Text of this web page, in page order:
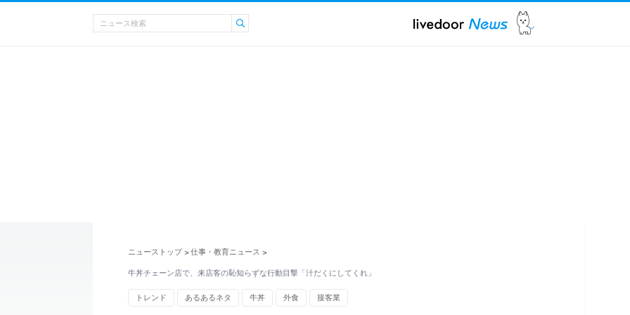
ニューストップ > 仕事・教育ニュース >
牛丼チェーン店で、来店客の恥知らずな行動目撃「汁だくにしてくれ」
トレンド あるあるネタ 牛丼 外食 接客業